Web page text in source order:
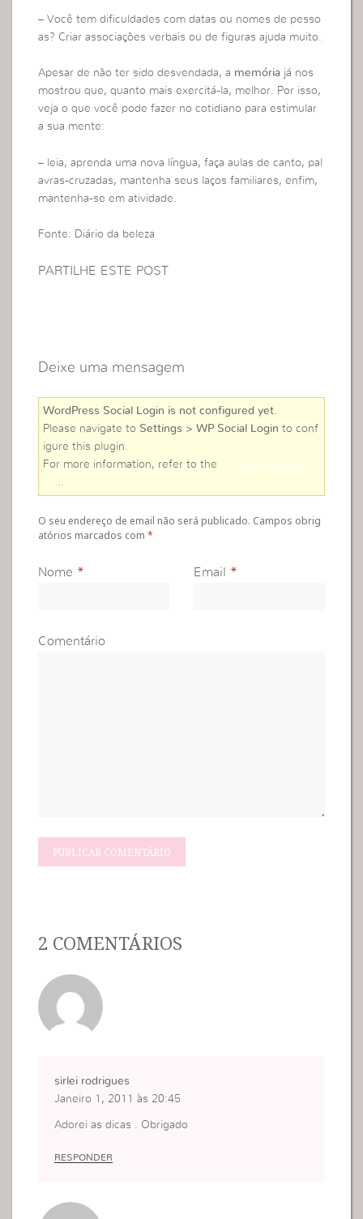
– Você tem dificuldades com datas ou nomes de pesso
as? Criar associações verbais ou de figuras ajuda muito.
Apesar de não ter sido desvendada, a memória já nos
mostrou que, quanto mais exercitá-la, melhor. Por isso,
veja o que você pode fazer no cotidiano para estimular
a sua mente:
– leia, aprenda uma nova língua, faça aulas de canto, pal
avras-cruzadas, mantenha seus laços familiares, enfim,
mantenha-se em atividade.
Fonte: Diário da beleza
PARTILHE ESTE POST
Deixe uma mensagem
WordPress Social Login is not configured yet.
Please navigate to Settings > WP Social Login to conf
igure this plugin.
For more information, refer to the
online user guid
e
..
O seu endereço de email não será publicado. Campos obrig
atórios marcados com*
Nome * Email *
Comentário
2 COMENTÁRIOS
sirlei rodrigues
Janeiro 1, 2011 às 20:45
Adorei as dicas . Obrigado
RESPONDER